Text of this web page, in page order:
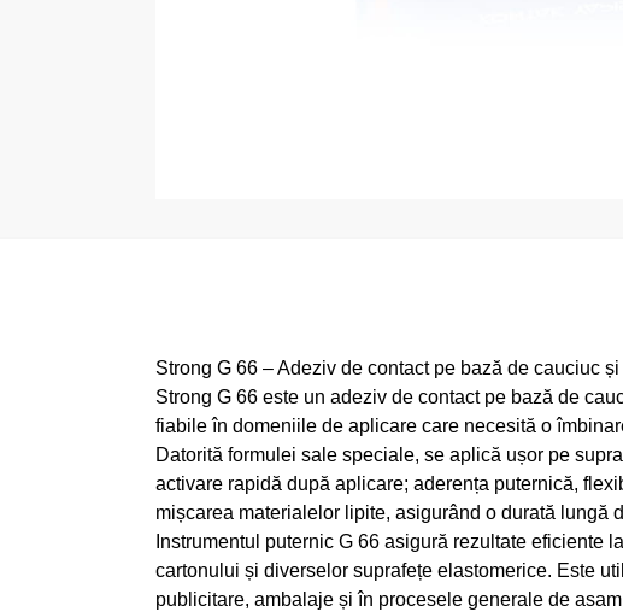
Strong G 66 – Adeziv de contact pe bază de cauciuc
Strong G 66 este un adeziv de contact pe bază de
fiabile în domeniile de aplicare care necesită o
Datorită formulei sale speciale, se aplică ușor pe
activare rapidă după aplicare; aderența puternică,
mișcarea materialelor lipite, asigurând o durată lungă
Instrumentul puternic G 66 asigură rezultate
cartonului și diverselor suprafețe elastomerice. Este
publicitare, ambalaje și în procesele generale de